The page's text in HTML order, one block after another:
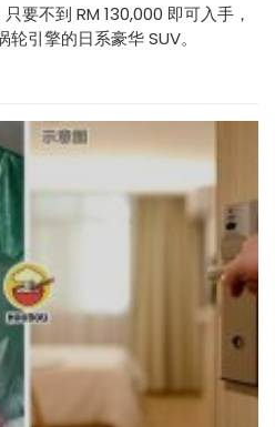
要不到 RM 130,000 即可入手，
引擎的日系豪华 SUV。